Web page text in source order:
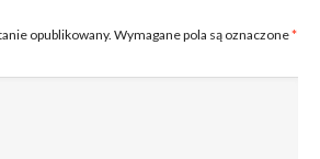
opublikowany. Wymagane pola są oznaczone*